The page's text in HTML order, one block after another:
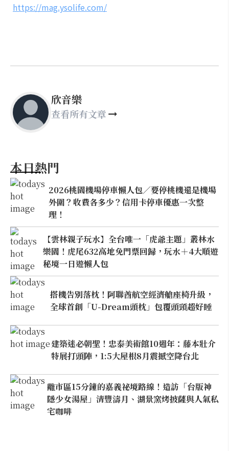
https://mag.ysolife.com/
欣音樂
查看所有文章
本日熱門
2026桃園機場停車懶人包／要停桃機還是機場
外圍？收費各多少？信用卡停車優惠一次整
理！
【雲林親子玩水】全台唯一「虎爺主題」叢林水
樂園！虎尾632高地免門票回歸，玩水＋4大順遊
秘境一日遊懶人包
搭機告別落枕！阿聯酋航空經濟艙座椅升級，
全球首創「U-Dream頭枕」包覆頭頸超好睡
建築迷必朝聖！忠泰美術館10週年：藤本壯介
特展打頭陣，1:5大屋根8月震撼空降台北
離市區15分鐘的嘉義祕境路線！造訪「台版神
隱少女湯屋」清豐濤月、湖景窯烤披薩與人氣私
宅咖啡